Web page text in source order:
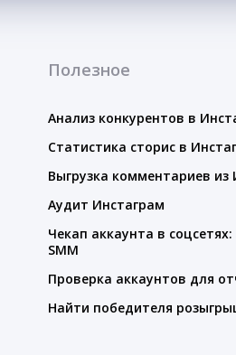
Полезное
Анализ конкурентов в
Статистика сторис в
Выгрузка комментариев из
Аудит Инстаграм
Чекап аккаунта в
SMM
Проверка аккаунтов для
Найти победителя